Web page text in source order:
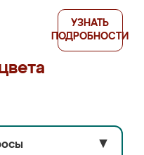
УЗНАТЬ
ПОДРОБНОСТИ
▼